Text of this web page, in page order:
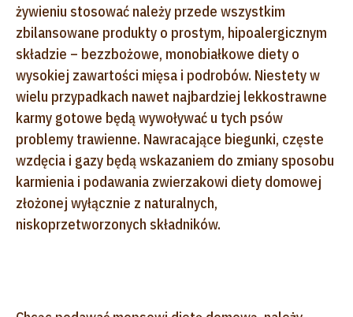
żywieniu stosować należy przede wszystkim
zbilansowane produkty o prostym, hipoalergicznym
składzie – bezzbożowe, monobiałkowe diety o
wysokiej zawartości mięsa i podrobów. Niestety w
wielu przypadkach nawet najbardziej lekkostrawne
karmy gotowe będą wywoływać u tych psów
problemy trawienne. Nawracające biegunki, częste
wzdęcia i gazy będą wskazaniem do zmiany sposobu
karmienia i podawania zwierzakowi diety domowej
złożonej wyłącznie z naturalnych,
niskoprzetworzonych składników.